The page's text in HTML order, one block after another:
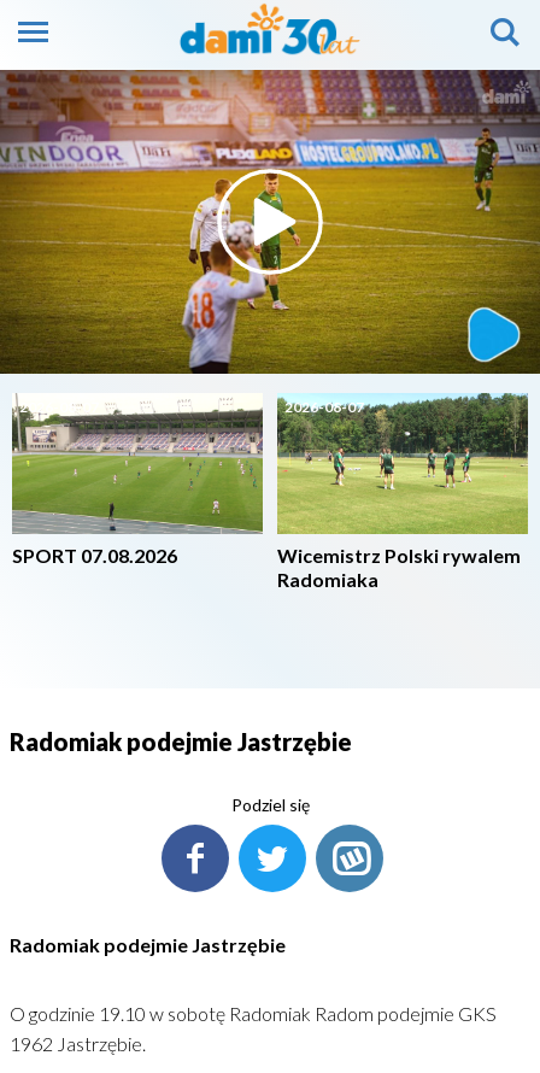
2026-08-07
SPORT 07.08.2026
2026-08-07
Wicemistrz Polski rywalem
Radomiaka
Radomiak podejmie Jastrzębie
Podziel się
Radomiak podejmie Jastrzębie
O godzinie 19.10 w sobotę Radomiak Radom podejmie GKS
1962 Jastrzębie.